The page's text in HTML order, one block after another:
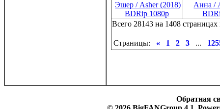
Эшер / Asher (2018)
BDRip 1080p
Анна /
Всего 28143 на 1408
Страницы: « 1 2 3 ...
Обратная